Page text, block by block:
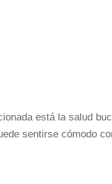
está la salud
sentirse cómodo